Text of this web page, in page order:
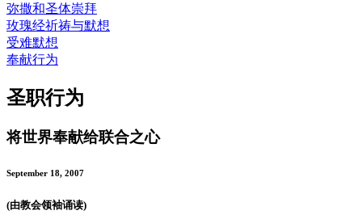
弥撒和圣体崇拜
玫瑰经祈祷与默想
受难默想
奉献行为
圣职行为
将世界奉献给联合之心
September 18, 2007
(由教会领袖诵读)